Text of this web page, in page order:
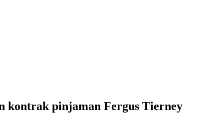
kontrak pinjaman Fergus Tierney